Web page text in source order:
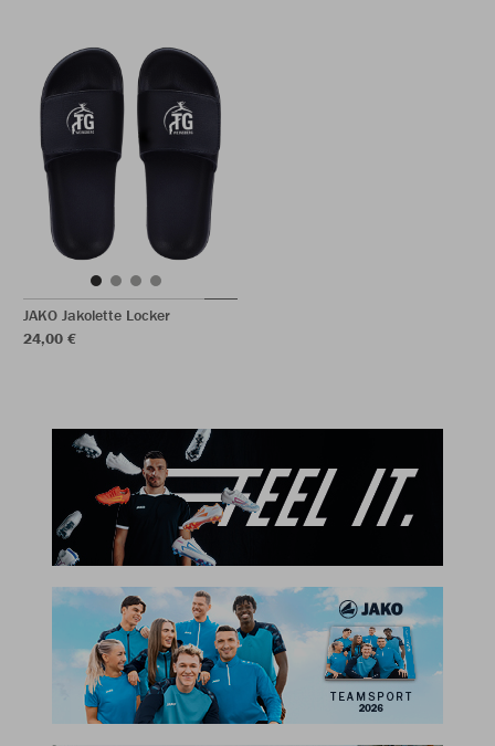
JAKO Jakolette Locker
24,00 €